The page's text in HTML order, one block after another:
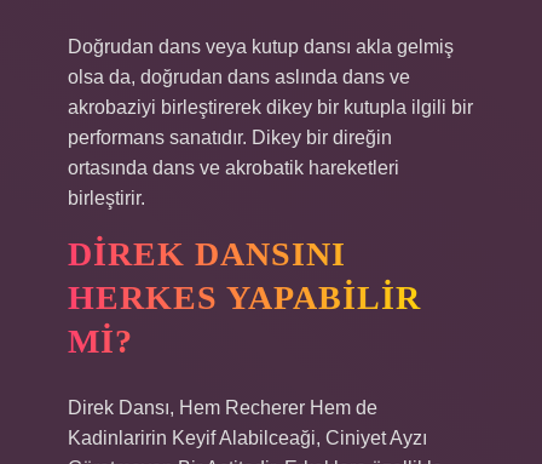
Doğrudan dans veya kutup dansı akla gelmiş
olsa da, doğrudan dans aslında dans ve
akrobaziyi birleştirerek dikey bir kutupla ilgili bir
performans sanatıdır. Dikey bir direğin
ortasında dans ve akrobatik hareketleri
birleştirir.
DIREK DANSINI
HERKES YAPABILIR
MI?
Direk Dansı, Hem Recherer Hem de
Kadinlaririn Keyif Alabilceaği, Ciniyet Ayzı